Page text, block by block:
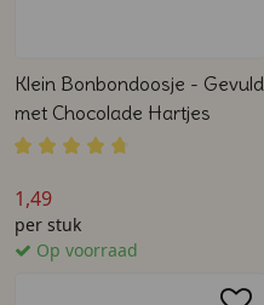
Klein Bonbondoosje - Gevuld
met Chocolade Hartjes
1,49
per stuk
Op voorraad